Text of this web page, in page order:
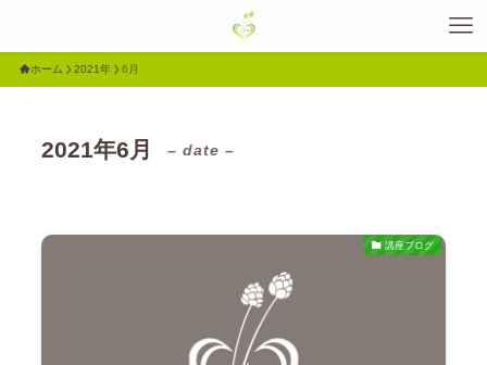
ホーム 2021年 6月
2021年6月 – date –
講座ブログ